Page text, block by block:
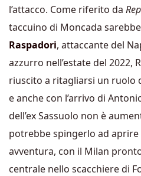
l’attacco. Come riferito da
taccuino di Moncada
Raspadori, attaccante del
azzurro nell’estate del 2022,
riuscito a ritagliarsi un ruolo
e anche con l’arrivo di
dell’ex Sassuolo non è
potrebbe spingerlo ad
avventura, con il Milan
centrale nello scacchiere di